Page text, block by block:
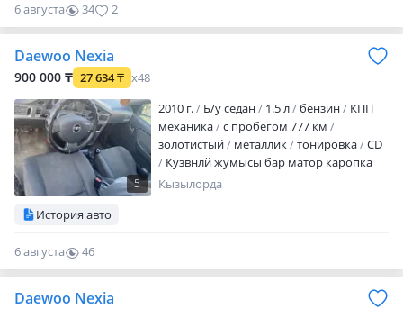
жерінен ақпайды грм ремень жақында
жақсы. Кузов ұрылмаған, асты таза шірік
жоқ. Машина л…
6 августа 34 2
Daewoo Nexia
900 000 ₸ 27 634₸ x48
5
2010 г. Б/у седан 1.5 л бензин
КПП
механика
с пробегом 777 км
золотистый
металлик тонировка
CD
Кузвнлй жумысы бар матор каропка
жаксы
Кызылорда
История авто
6 августа
46
0
Daewoo Nexia